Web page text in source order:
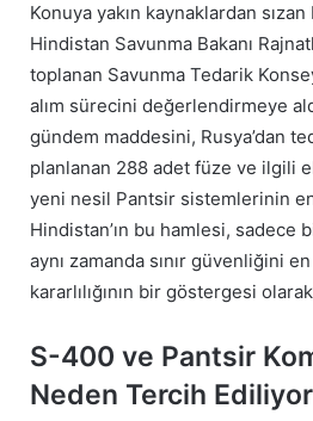
Konuya yakın kaynaklardan
Hindistan Savunma Bakanı
toplanan Savunma Tedarik
alım sürecini değerlendirmeye
gündem maddesini, Rusya’dan
planlanan 288 adet füze ve ilgili
yeni nesil Pantsir sistemlerinin
Hindistan’ın bu hamlesi, sadece
aynı zamanda sınır güvenliğini
kararlılığının bir göstergesi
S-400 ve Pantsir
Neden Tercih